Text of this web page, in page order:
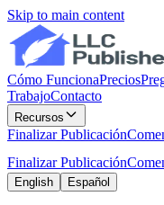
Skip to main content
Cómo FuncionaPrecios
TrabajoContacto
Recursos
Finalizar Publicación
Finalizar Publicación
English Español